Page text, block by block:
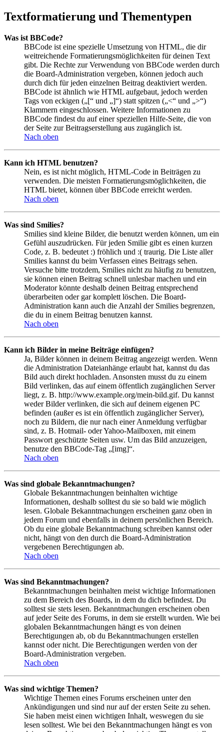
Textformatierung und Thementypen
Was ist BBCode?
BBCode ist eine spezielle Umsetzung von HTML, die dir
weitreichende Formatierungsmöglichkeiten für deinen Text
gibt. Die Rechte zur Verwendung von BBCode werden durch
die Board-Administration vergeben, können jedoch auch
durch dich für jeden einzelnen Beitrag deaktiviert werden.
BBCode ist ähnlich wie HTML aufgebaut, jedoch werden
Tags von eckigen („[“ und „]“) statt spitzen („<“ und „>“)
Klammern eingeschlossen. Weitere Informationen zu
BBCode findest du auf einer speziellen Hilfe-Seite, die von
der Seite zur Beitragserstellung aus zugänglich ist.
Nach oben
Kann ich HTML benutzen?
Nein, es ist nicht möglich, HTML-Code in Beiträgen zu
verwenden. Die meisten Formatierungsmöglichkeiten, die
HTML bietet, können über BBCode erreicht werden.
Nach oben
Was sind Smilies?
Smilies sind kleine Bilder, die benutzt werden können, um ein
Gefühl auszudrücken. Für jeden Smilie gibt es einen kurzen
Code, z. B. bedeutet :) fröhlich und :( traurig. Die Liste aller
Smilies kannst du beim Verfassen eines Beitrags sehen.
Versuche bitte trotzdem, Smilies nicht zu häufig zu benutzen,
sie können einen Beitrag schnell unlesbar machen und ein
Moderator könnte deshalb deinen Beitrag entsprechend
überarbeiten oder gar komplett löschen. Die Board-
Administration kann auch die Anzahl der Smilies begrenzen,
die du in einem Beitrag benutzen kannst.
Nach oben
Kann ich Bilder in meine Beiträge einfügen?
Ja, Bilder können in deinem Beitrag angezeigt werden. Wenn
die Administration Dateianhänge erlaubt hat, kannst du das
Bild auch direkt hochladen. Ansonsten musst du zu einem
Bild verlinken, das auf einem öffentlich zugänglichen Server
liegt, z. B. http://www.example.org/mein-bild.gif. Du kannst
weder Bilder verlinken, die sich auf deinem eigenen PC
befinden (außer es ist ein öffentlich zugänglicher Server),
noch zu Bildern, die nur nach einer Anmeldung verfügbar
sind, z. B. Hotmail- oder Yahoo-Mailboxen, mit einem
Passwort geschützte Seiten usw. Um das Bild anzuzeigen,
benutze den BBCode-Tag „[img]“.
Nach oben
Was sind globale Bekanntmachungen?
Globale Bekanntmachungen beinhalten wichtige
Informationen, deshalb solltest du sie so bald wie möglich
lesen. Globale Bekanntmachungen erscheinen ganz oben in
jedem Forum und ebenfalls in deinem persönlichen Bereich.
Ob du eine globale Bekanntmachung schreiben kannst oder
nicht, hängt von den durch die Board-Administration
vergebenen Berechtigungen ab.
Nach oben
Was sind Bekanntmachungen?
Bekanntmachungen beinhalten meist wichtige Informationen
zu dem Bereich des Boards, in dem du dich befindest. Du
solltest sie stets lesen. Bekanntmachungen erscheinen oben
auf jeder Seite des Forums, in dem sie erstellt wurden. Wie bei
globalen Bekanntmachungen hängt es von deinen
Berechtigungen ab, ob du Bekanntmachungen erstellen
kannst oder nicht. Die Berechtigungen werden von der
Board-Administration vergeben.
Nach oben
Was sind wichtige Themen?
Wichtige Themen eines Forums erscheinen unter den
Ankündigungen und sind nur auf der ersten Seite zu sehen.
Sie haben meist einen wichtigen Inhalt, weswegen du sie
lesen solltest. Wie bei den Bekanntmachungen hängt es von